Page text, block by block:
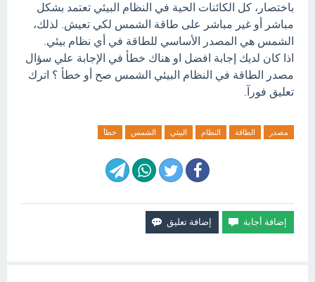
باختصار، كل الكائنات الحية في النظام البيئي تعتمد بشكل
مباشر أو غير مباشر على طاقة الشمس لكي تعيش. لذلك،
الشمس هي المصدر الأساسي للطاقة في أي نظام بيئي.
اذا كان لديك إجابة افضل او هناك خطأ في الإجابة علي سؤال
‏مصدر الطاقة في النظام البيئي الشمس صح أو خطأ ؟ اترك
تعليق فورآ.
مصدر الطاقة النظام البيئي الشمس خطأ